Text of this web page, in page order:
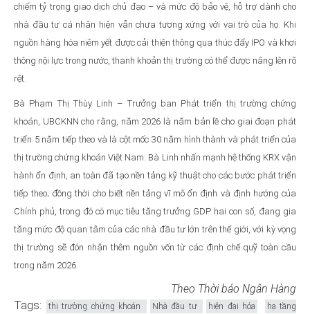
chiếm tỷ trọng giao dịch chủ đạo – và mức độ bảo vệ, hỗ trợ dành cho
nhà đầu tư cá nhân hiện vẫn chưa tương xứng với vai trò của họ. Khi
nguồn hàng hóa niêm yết được cải thiện thông qua thúc đẩy IPO và khơi
thông nội lực trong nước, thanh khoản thị trường có thể được nâng lên rõ
rệt.
Bà Phạm Thị Thùy Linh – Trưởng ban Phát triển thị trường chứng
khoán, UBCKNN cho rằng, năm 2026 là năm bản lề cho giai đoạn phát
triển 5 năm tiếp theo và là cột mốc 30 năm hình thành và phát triển của
thị trường chứng khoán Việt Nam. Bà Linh nhấn mạnh hệ thống KRX vận
hành ổn định, an toàn đã tạo nền tảng kỹ thuật cho các bước phát triển
tiếp theo; đồng thời cho biết nền tảng vĩ mô ổn định và định hướng của
Chính phủ, trong đó có mục tiêu tăng trưởng GDP hai con số, đang gia
tăng mức độ quan tâm của các nhà đầu tư lớn trên thế giới, với kỳ vọng
thị trường sẽ đón nhận thêm nguồn vốn từ các định chế quỹ toàn cầu
trong năm 2026.
Theo Thời báo Ngân Hàng
Tags: thị trường chứng khoán Nhà đầu tư hiện đại hóa
hạ tầng